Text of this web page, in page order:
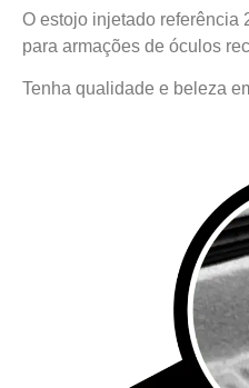
O estojo injetado referência
para armações de óculos
Tenha qualidade e beleza